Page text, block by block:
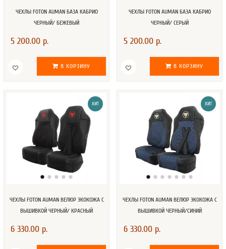
ЧЕХЛЫ FOTON AUMAN БАЗА КАБРИО
ЧЕРНЫЙ/ БЕЖЕВЫЙ
5 200.00 р.
В КОРЗИНУ
ЧЕХЛЫ FOTON AUMAN БАЗА КАБРИО
ЧЕРНЫЙ/ СЕРЫЙ
5 200.00 р.
В КОРЗИНУ
ХИТ
ЧЕХЛЫ FOTON AUMAN ВЕЛЮР ЭКОКОЖА С
ВЫШИВКОЙ ЧЕРНЫЙ/ КРАСНЫЙ
6 330.00 р.
ХИТ
ЧЕХЛЫ FOTON AUMAN ВЕЛЮР ЭКОКОЖА С
ВЫШИВКОЙ ЧЕРНЫЙ/СИНИЙ
6 330.00 р.